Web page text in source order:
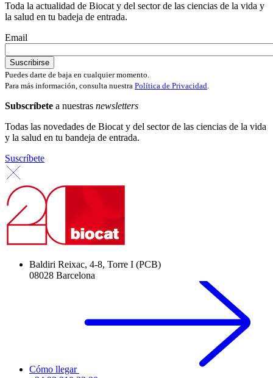
Toda la actualidad de Biocat y del sector de las ciencias de la vida y
la salud en tu badeja de entrada.
Email
Puedes darte de baja en cualquier momento.
Para más información, consulta nuestra Política de Privacidad.
Subscríbete a nuestras newsletters
Todas las novedades de Biocat y del sector de las ciencias de la vida
y la salud en tu bandeja de entrada.
Suscríbete
Baldiri Reixac, 4-8, Torre I (PCB)
08028 Barcelona
Cómo llegar